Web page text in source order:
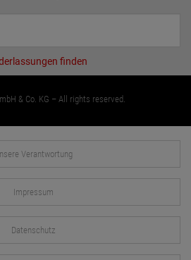
finden
& Co. KG – All rights reserved.
Verantwortung
Impressum
Datenschutz